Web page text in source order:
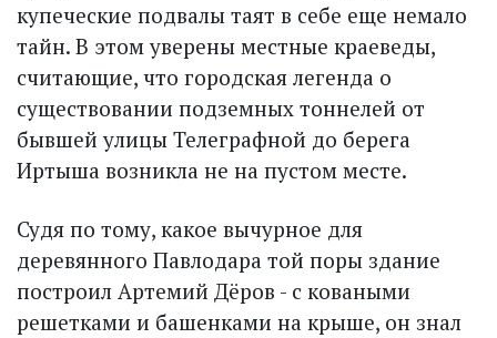
купеческие подвалы таят в себе еще немало
тайн. В этом уверены местные краеведы,
считающие, что городская легенда о
существовании подземных тоннелей от
бывшей улицы Телеграфной до берега
Иртыша возникла не на пустом месте.
Судя по тому, какое вычурное для
деревянного Павлодара той поры здание
построил Артемий Дёров - с коваными
решетками и башенками на крыше, он знал